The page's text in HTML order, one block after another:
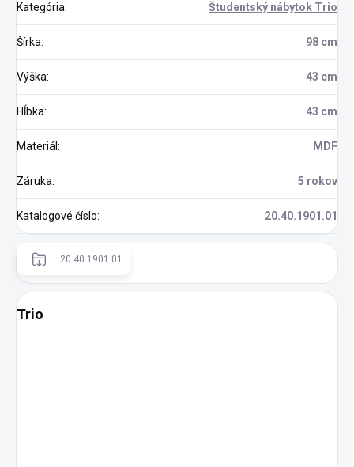
Kategória: Študentský nábytok Trio
Šírka: 98 cm
Výška: 43 cm
Hĺbka: 43 cm
Materiál: MDF
Záruka: 5 rokov
Katalogové číslo: 20.40.1901.01
20.40.1901.01
Trio